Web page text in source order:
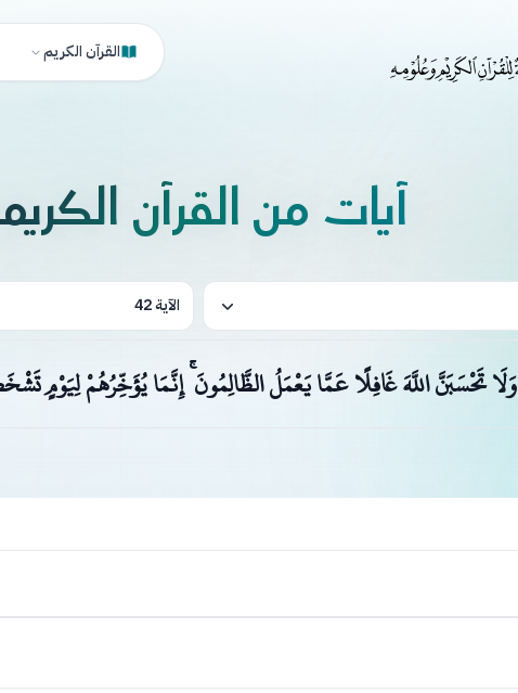
القرآن الكريم
آيات من القرآن
الآية 42
وَلَا تَحْسَبَنَّ اللَّهَ غَافِلًا عَمَّا يَعْمَلُ الظَّالِمُونَ ۚ إِنَّمَا يُؤَخِّرُهُمْ لِيَوْمٍ